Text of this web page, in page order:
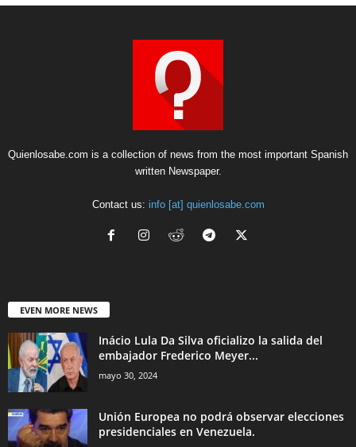
Quienlosabe.com is a collection of news from the most important Spanish
written Newspaper.
Contact us: info [at] quienlosabe.com
EVEN MORE NEWS
Inácio Lula Da Silva oficializo la salida del
embajador Frederico Meyer...
mayo 30, 2024
Unión Europea no podrá observar elecciones
presidenciales en Venezuela.